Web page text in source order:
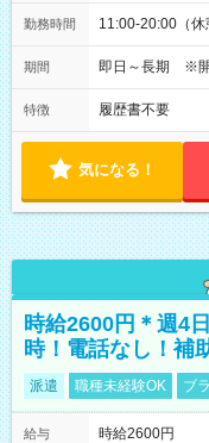
勤務時間 11:00-20:00（休
期間 即日～長期 ※開
特徴 履歴書不要
気になる！
時給2600円＊週4
時！電話なし！補
派遣 職種未経験OK ブ
給与
時給2600円